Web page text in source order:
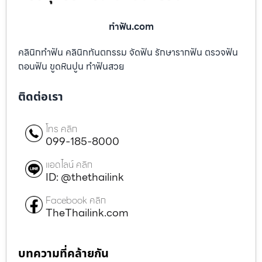
ทําฟัน.com
คลินิกทำฟัน คลินิกทันตกรรม จัดฟัน รักษารากฟัน ตรวจฟัน
ถอนฟัน ขูดหินปูน ทำฟันสวย
ติดต่อเรา
โทร คลิก
099-185-8000
แอดไลน์ คลิก
ID: @thethailink
Facebook คลิก
TheThailink.com
บทความที่คล้ายกัน